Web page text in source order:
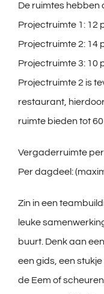
De ruimtes hebben
Projectruimte 1: 12
Projectruimte 2: 14
Projectruimte 3: 10
Projectruimte 2 is
restaurant,
ruimte bieden tot
Vergaderruimte
Per dagdeel:
Zin in een
leuke
buurt. Denk aan
een gids, een
de Eem of